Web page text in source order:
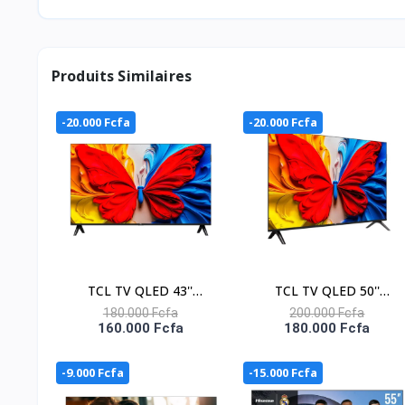
Tension (V )
Fréquence Hz
CPU/GPU/RAM/ROM
Decodeur
Temps de réponse
Service connecté
Système d’exploitation
Navigateur web
Produits Similaires
-20.000 Fcfa
TCL TV QLED 43''
CONNECTEE GOOGLE -
43S5K
180.000 Fcfa
160.000 Fcfa
-20.000 Fcfa
TCL TV QLED 50''
CONNECTEE GOOGLE -
50S5K
200.000 Fcfa
180.000 Fcfa
-9.000 Fcfa -15.000 Fcfa